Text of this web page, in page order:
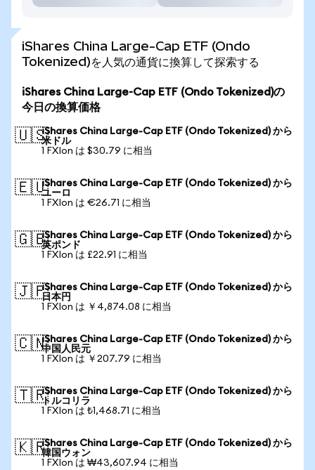
iShares China Large-Cap ETF (Ondo
Tokenized)を人気の通貨に換算して探索する
iShares China Large-Cap ETF (Ondo Tokenized)の
今日の換算価格
🇺🇸iShares China Large-Cap ETF (Ondo Tokenized) から
米ドル
1 FXIon は $30.79 に相当
🇪🇺iShares China Large-Cap ETF (Ondo Tokenized) から
ユーロ
1 FXIon は €26.71 に相当
🇬🇧iShares China Large-Cap ETF (Ondo Tokenized) から
英ポンド
1 FXIon は £22.91 に相当
🇯🇵iShares China Large-Cap ETF (Ondo Tokenized) から
日本円
1 FXIon は ￥4,874.08 に相当
🇨🇳iShares China Large-Cap ETF (Ondo Tokenized) から
中国人民元
1 FXIon は ￥207.79 に相当
🇹🇷iShares China Large-Cap ETF (Ondo Tokenized) から
トルコリラ
1 FXIon は ₺1,468.71 に相当
🇰🇷iShares China Large-Cap ETF (Ondo Tokenized) から
韓国ウォン
1 FXIon は ₩43,607.94 に相当